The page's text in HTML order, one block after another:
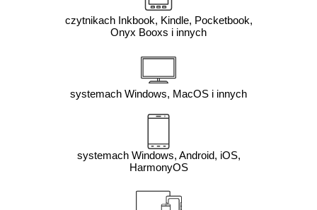
czytnikach Inkbook, Kindle, Pocketbook,
Onyx Booxs i innych
systemach Windows, MacOS i innych
systemach Windows, Android, iOS,
HarmonyOS